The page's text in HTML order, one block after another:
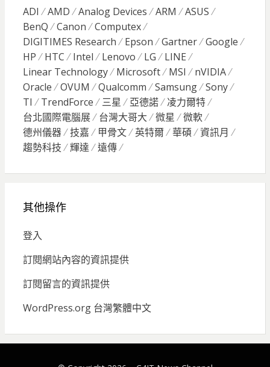
ADI AMD Analog Devices ARM
ASUS
BenQ
Canon
Computex
DIGITIMES Research
Epson Gartner
Google
HP
HTC Intel Lenovo LG
LINE
Linear Technology
Microsoft MSI
nVIDIA
Oracle
OVUM Qualcomm Samsung
Sony
TI
TrendForce 三星 亞德諾
凌力爾特
台北國際電腦展
台灣大哥大 微星
微軟
德州儀器
技嘉 甲骨文 英特爾 華碩
資訊月
趨勢科技
輝達 遠傳
其他操作
登入
訂閱網站內容的資訊提供
訂閱留言的資訊提供
WordPress.org 台灣繁體中文